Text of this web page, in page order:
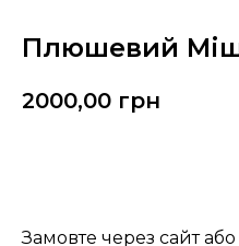
Плюшевий
2000,00 грн
Замовте через сайт